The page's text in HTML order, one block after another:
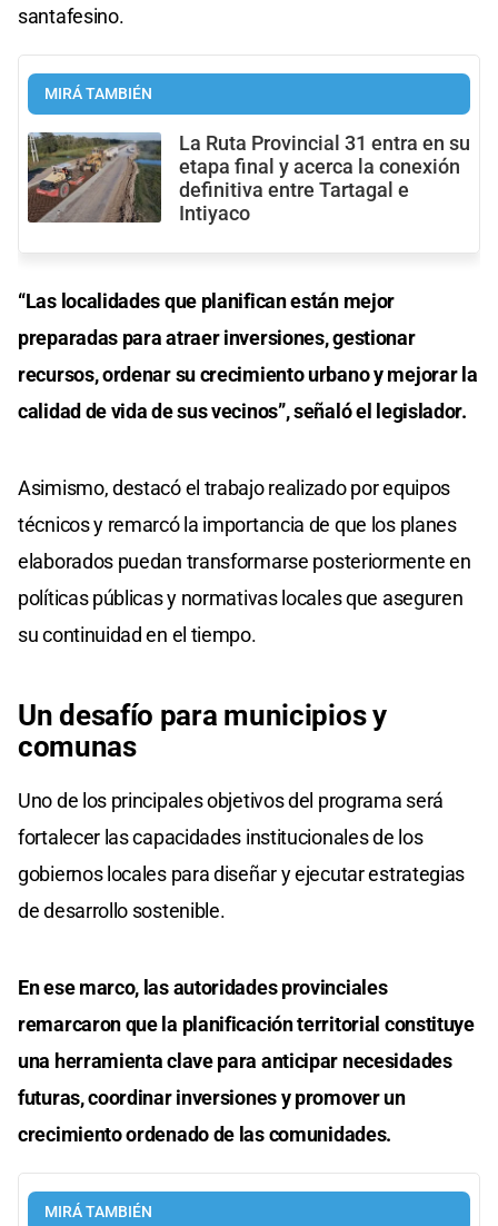
santafesino.
MIRÁ TAMBIÉN
La Ruta Provincial 31 entra en su
etapa final y acerca la conexión
definitiva entre Tartagal e
Intiyaco
“Las localidades que planifican están mejor
preparadas para atraer inversiones, gestionar
recursos, ordenar su crecimiento urbano y mejorar la
calidad de vida de sus vecinos”, señaló el legislador.
Asimismo, destacó el trabajo realizado por equipos
técnicos y remarcó la importancia de que los planes
elaborados puedan transformarse posteriormente en
políticas públicas y normativas locales que aseguren
su continuidad en el tiempo.
Un desafío para municipios y
comunas
Uno de los principales objetivos del programa será
fortalecer las capacidades institucionales de los
gobiernos locales para diseñar y ejecutar estrategias
de desarrollo sostenible.
En ese marco, las autoridades provinciales
remarcaron que la planificación territorial constituye
una herramienta clave para anticipar necesidades
futuras, coordinar inversiones y promover un
crecimiento ordenado de las comunidades.
MIRÁ TAMBIÉN